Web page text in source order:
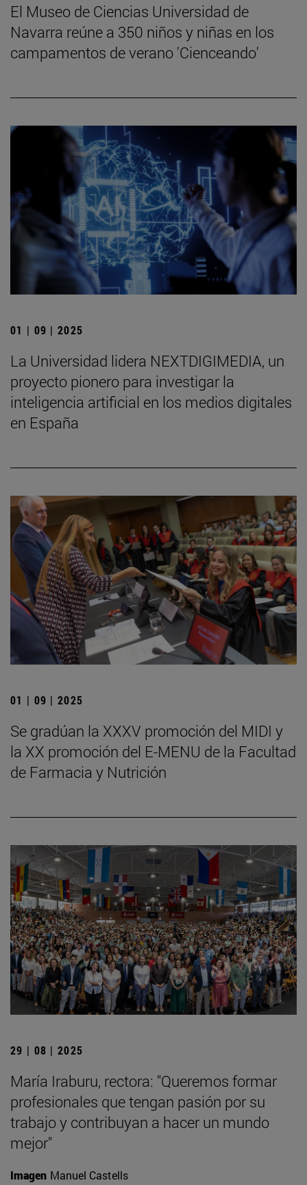
El Museo de Ciencias Universidad de
Navarra reúne a 350 niños y niñas en los
campamentos de verano 'Cienceando'
01 | 09 | 2025
La Universidad lidera NEXTDIGIMEDIA, un
proyecto pionero para investigar la
inteligencia artificial en los medios digitales
en España
01 | 09 | 2025
Se gradúan la XXXV promoción del MIDI y
la XX promoción del E-MENU de la Facultad
de Farmacia y Nutrición
29 | 08 | 2025
María Iraburu, rectora: "Queremos formar
profesionales que tengan pasión por su
trabajo y contribuyan a hacer un mundo
mejor"
Imagen Manuel Castells